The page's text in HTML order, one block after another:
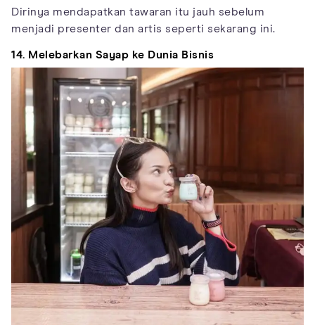
Dirinya mendapatkan tawaran itu jauh sebelum
menjadi presenter dan artis seperti sekarang ini.
14. Melebarkan Sayap ke Dunia Bisnis